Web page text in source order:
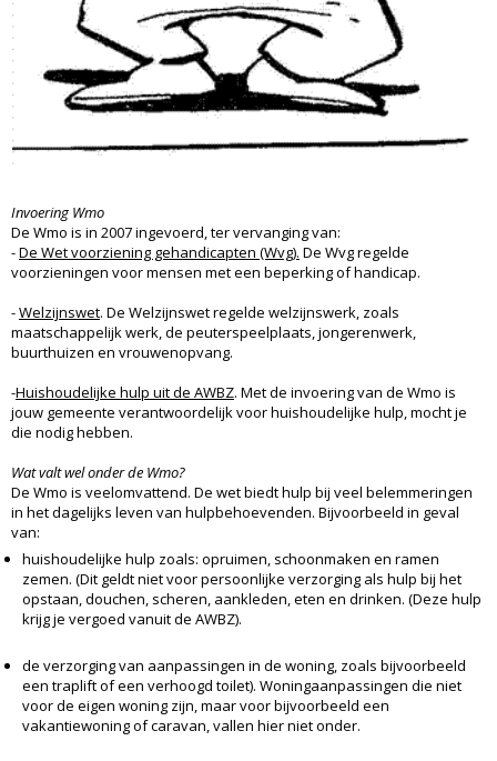
Invoering Wmo
De Wmo is in 2007 ingevoerd, ter vervanging van:
-De Wet voorziening gehandicapten (Wvg). De Wvg regelde
voorzieningen voor mensen met een beperking of handicap.
-Welzijnswet. De Welzijnswet regelde welzijnswerk, zoals
maatschappelijk werk, de peuterspeelplaats, jongerenwerk,
buurthuizen en vrouwenopvang.
-Huishoudelijke hulp uit de AWBZ. Met de invoering van de Wmo is
jouw gemeente verantwoordelijk voor huishoudelijke hulp, mocht je
die nodig hebben.
Wat valt wel onder de Wmo?
De Wmo is veelomvattend. De wet biedt hulp bij veel belemmeringen
in het dagelijks leven van hulpbehoevenden. Bijvoorbeeld in geval
van:
huishoudelijke hulp zoals: opruimen, schoonmaken en ramen
zemen. (Dit geldt niet voor persoonlijke verzorging als hulp bij het
opstaan, douchen, scheren, aankleden, eten en drinken. (Deze hulp
krijg je vergoed vanuit de AWBZ).
de verzorging van aanpassingen in de woning, zoals bijvoorbeeld
een traplift of een verhoogd toilet). Woningaanpassingen die niet
voor de eigen woning zijn, maar voor bijvoorbeeld een
vakantiewoning of caravan, vallen hier niet onder.